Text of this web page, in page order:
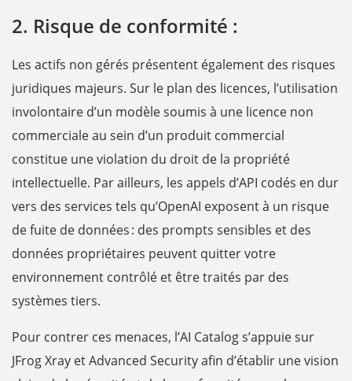
2. Risque de conformité :
Les actifs non gérés présentent également des risques
juridiques majeurs. Sur le plan des licences, l’utilisation
involontaire d’un modèle soumis à une licence non
commerciale au sein d’un produit commercial
constitue une violation du droit de la propriété
intellectuelle. Par ailleurs, les appels d’API codés en dur
vers des services tels qu’OpenAI exposent à un risque
de fuite de données : des prompts sensibles et des
données propriétaires peuvent quitter votre
environnement contrôlé et être traités par des
systèmes tiers.
Pour contrer ces menaces, l’AI Catalog s’appuie sur
JFrog Xray et Advanced Security afin d’établir une vision